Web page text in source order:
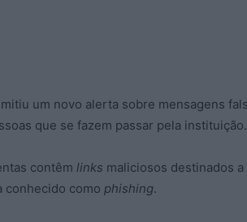
um novo alerta sobre mensagens
que se fazem passar pela instituição.
contêm links maliciosos destinados
conhecido como phishing.